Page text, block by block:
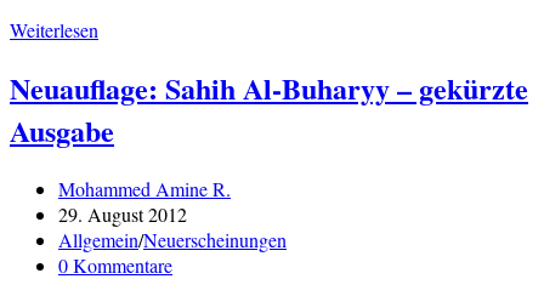
Weiterlesen
man
über
Sadaqa
muss
Neuauflage: Sahih Al-Buharyy – gekürzte
Ausgabe
Beitrags-
Autor:
Mohammed Amine R.
Beitrag
veröffentlicht:
29. August 2012
Beitrags-
Kategorie:
Allgemein/Neuerscheinungen
Beitrags-
0 Kommentare